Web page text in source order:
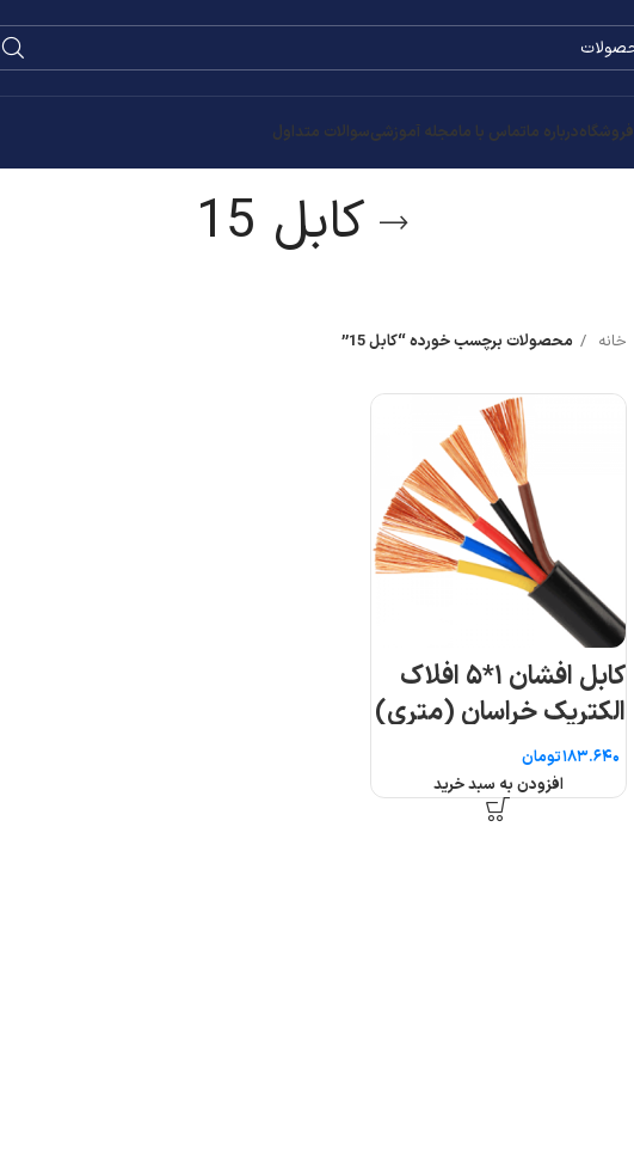
فروشگاهدرباره ماتماس با مامجله آموزشیسوالات متداول
کابل 15
خانه محصولات برچسب خورده “کابل 15”
کابل افشان ۱*۵ افلاک
الکتریک خراسان (متری)
تومان
افزودن به سبد خرید